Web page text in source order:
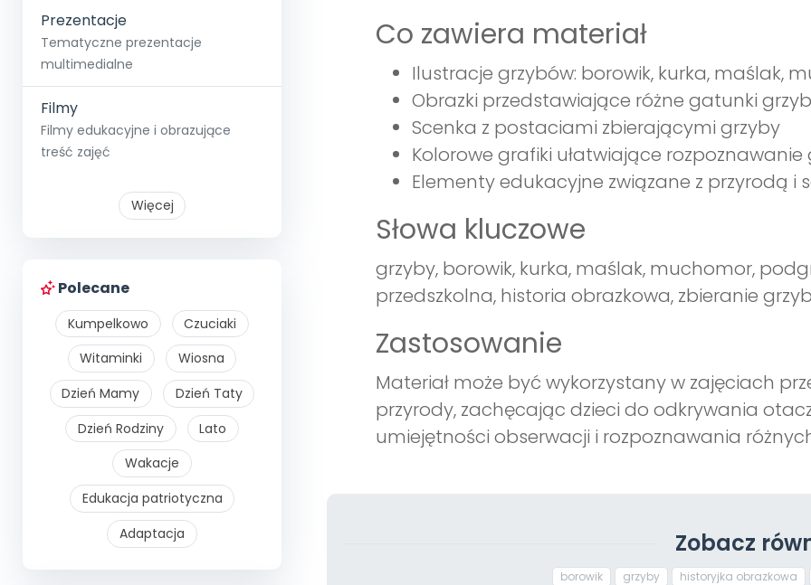
Prezentacje
Tematyczne prezentacje
multimedialne
Filmy
Filmy edukacyjne i obrazujące
treść zajęć
Więcej
Polecane
Kumpelkowo
Czuciaki
Witaminki
Wiosna
Dzień Mamy
Dzień Taty
Dzień Rodziny
Lato
Wakacje
Edukacja patriotyczna
Adaptacja
Co zawiera materiał
Ilustracje grzybów: borowik, kurka, maślak,
Obrazki przedstawiające różne gatunki
Scenka z postaciami zbierającymi grzyby
Kolorowe grafiki ułatwiające rozpoznawanie
Elementy edukacyjne związane z przyrodą i
Słowa kluczowe
grzyby, borowik, kurka, maślak, muchomor,
przedszkolna, historia obrazkowa, zbieranie
Zastosowanie
Materiał może być wykorzystany w zajęciach
przyrody, zachęcając dzieci do odkrywania
umiejętności obserwacji i rozpoznawania
Zobacz
borowik grzyby historyjka obrazkowa